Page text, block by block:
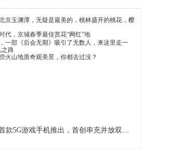
5G游戏手机推出，首创串充并放双电池系统，38分钟充满电